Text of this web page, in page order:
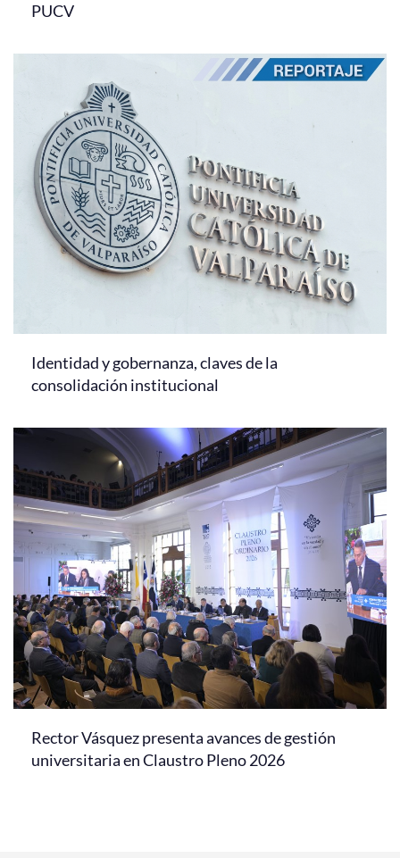
PUCV
Identidad y gobernanza, claves de la
consolidación institucional
Rector Vásquez presenta avances de gestión
universitaria en Claustro Pleno 2026